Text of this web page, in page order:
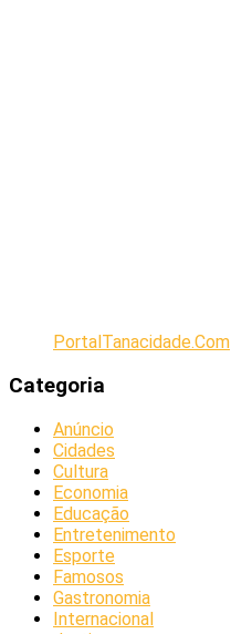
PortalTanacidade.Com
Categoria
Anúncio
Cidades
Cultura
Economia
Educação
Entretenimento
Esporte
Famosos
Gastronomia
Internacional